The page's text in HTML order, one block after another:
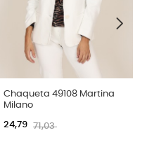
Chaqueta 49108 Martina
Milano
71,03
24,79